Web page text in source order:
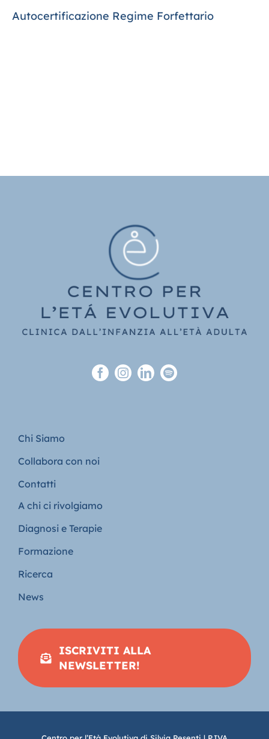
Autocertificazione Regime Forfettario
Chi Siamo
Collabora con noi
Contatti
A chi ci rivolgiamo
Diagnosi e Terapie
Formazione
Ricerca
News
ISCRIVITI ALLA
NEWSLETTER!